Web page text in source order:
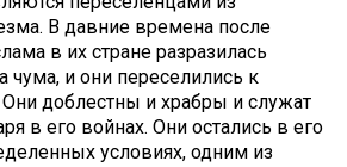
В давние времена после
в их стране разразилась
чума, и они переселились к
доблестны и храбры и служат
в его войнах. Они остались в его
условиях, одним из